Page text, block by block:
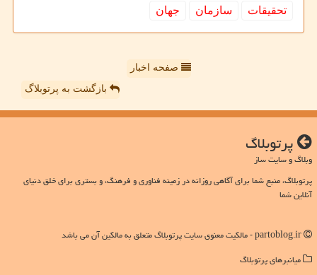
تحقیقات
سازمان جهان
صفحه اخبار
بازگشت به پرتوبلاگ
پرتوبلاگ
وبلاگ و سایت ساز
پرتوبلاگ، منبع شما برای آگاهی روزانه در زمینه فناوری و فرهنگ، و بستری برای خلق دنیای
آنلاین شما
میانبرهای پرتوبلاگ